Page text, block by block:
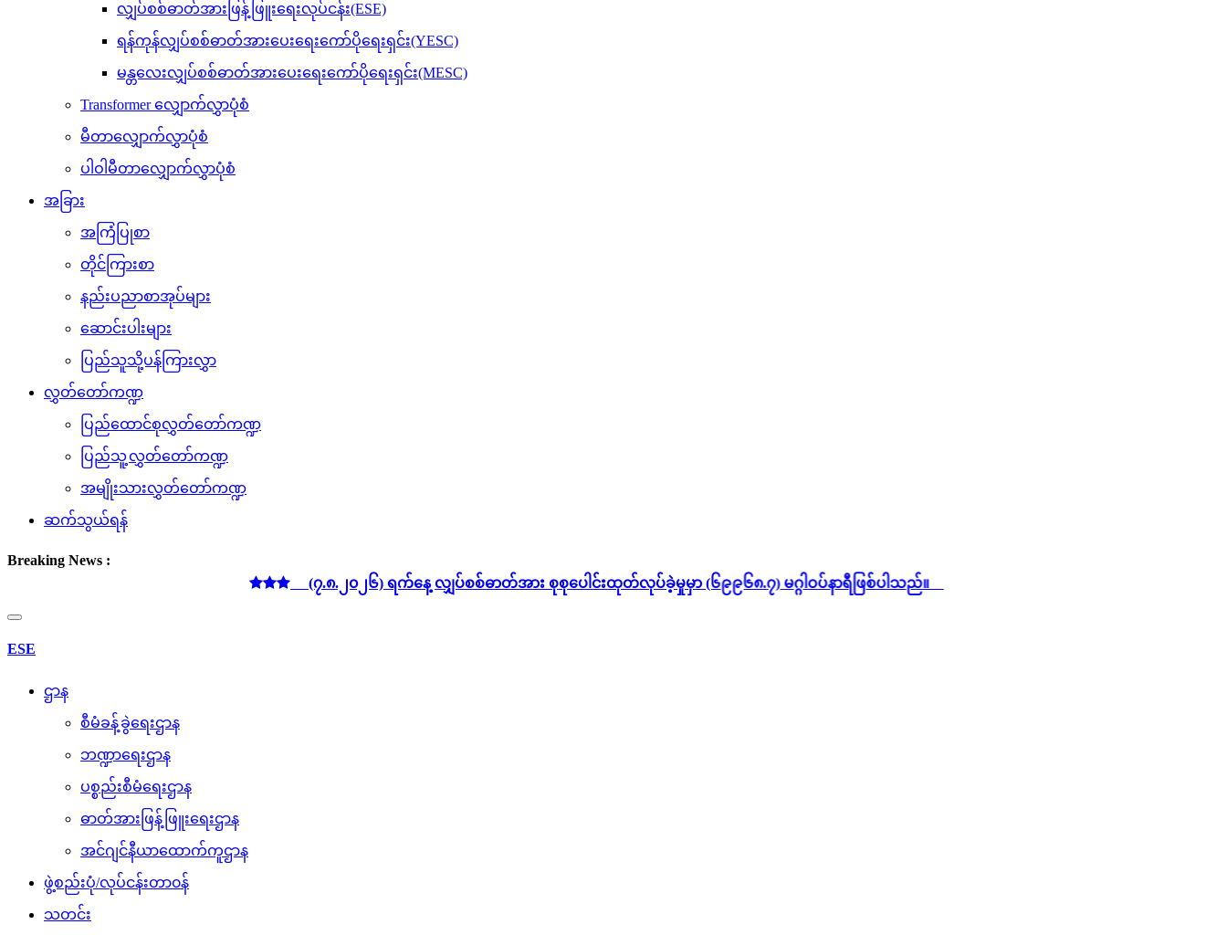
လျှပ်စစ်ဓာတ်အားဖြန့်ဖြူးရေးလုပ်ငန်း(ESE)
ရန်ကုန်လျှပ်စစ်ဓာတ်အားပေးရေးကော်ပိုရေးရှင်း(YESC)
မန္တလေးလျှပ်စစ်ဓာတ်အားပေးရေးကော်ပိုရေးရှင်း(MESC)
Transformer လျှောက်လွှာပုံစံ
မီတာလျှောက်လွှာပုံစံ
ပါဝါမီတာလျှောက်လွှာပုံစံ
အခြား
အကြံပြုစာ
တိုင်ကြားစာ
နည်းပညာစာအုပ်များ
ဆောင်းပါးများ
ပြည်သူသို့ပန်ကြားလွှာ
လွှတ်တော်ကဏ္ဍ
ပြည်ထောင်စုလွှတ်တော်ကဏ္ဍ
ပြည်သူ့လွှတ်တော်ကဏ္ဍ
အမျိုးသားလွှတ်တော်ကဏ္ဍ
ဆက်သွယ်ရန်
Breaking News :
(၇.၈.၂၀၂၆) ရက်နေ့ လျှပ်စစ်ဓာတ်အား စုစုပေါင်းထုတ်လုပ်ခဲ့မှုမှာ (၆၉၉၆၈.၇) မဂ္ဂါဝပ်နာရီဖြစ်ပါသည်။
Toggle
ESE
ဌာန
စီမံခန့်ခွဲရေးဌာန
ဘဏ္ဍာရေးဌာန
ပစ္စည်းစီမံရေးဌာန
ဓာတ်အားဖြန့်ဖြူးရေးဌာန
အင်ဂျင်နီယာထောက်ကူဌာန
ဖွဲ့စည်းပုံ/လုပ်ငန်းတာ၀န်
သတင်း